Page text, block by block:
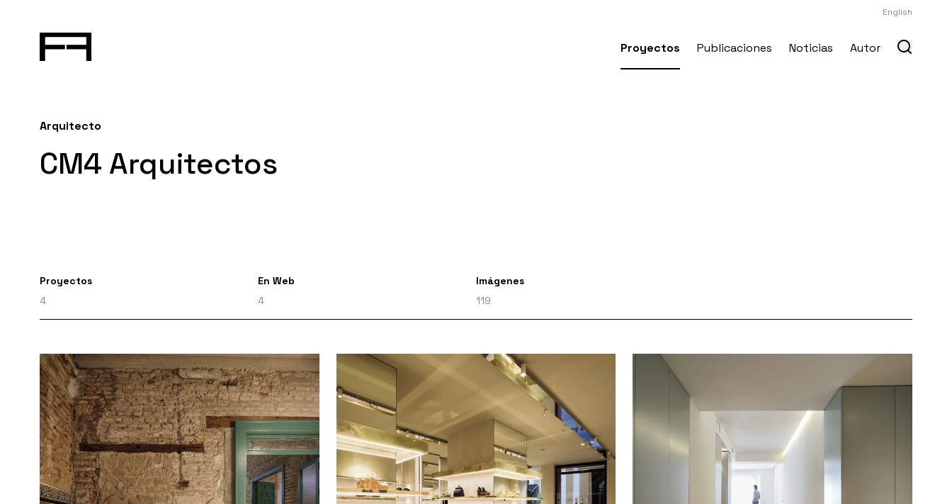
English
Proyectos Publicaciones Noticias Autor
Arquitecto
CM4 Arquitectos
Proyectos
4
En Web
4
Imágenes
119